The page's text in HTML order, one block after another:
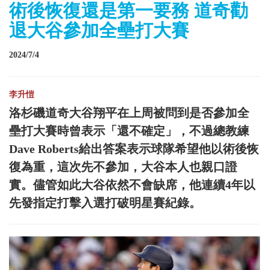
術後恢復還是第一要務 道奇勸
退大谷參加全壘打大賽
2024/7/4
李升愷
洛杉磯道奇大谷翔平在上周被問到是否參加全
壘打大賽時曾表示「還不確定」，不過總教練
Dave Roberts給出答案表示球隊希望他以術後恢
復為重，這次先不參加，大谷本人也親口證
實。儘管如此大谷依然不會缺席，他連續4年以
先發指定打擊入選打破明星賽紀錄。